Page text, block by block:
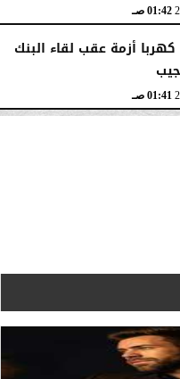
01:42 صـ
أزمة عقب لقاء البنك
01:41 صـ